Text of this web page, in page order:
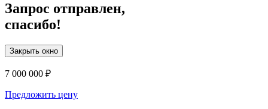
Запрос отправлен,
спасибо!
Закрыть окно
7 000 000 ₽
Предложить цену